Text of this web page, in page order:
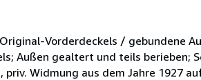
Vorderdeckels / gebundene
Außen gealtert und teils berieben;
Widmung aus dem Jahre 1927